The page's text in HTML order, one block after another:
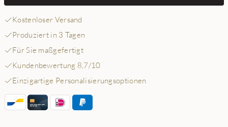
Kostenloser Versand
Produziert in 3 Tagen
Für Sie maßgefertigt
Kundenbewertung 8,7/10
Einzigartige Personalisierungsoptionen